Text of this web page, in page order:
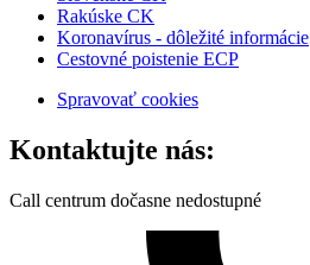
Rakúske CK
Koronavírus - dôležité informácie
Cestovné poistenie ECP
Spravovať cookies
Kontaktujte nás:
Call centrum dočasne nedostupné